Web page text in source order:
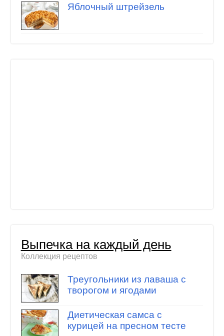
Яблочный штрейзель
Выпечка на каждый день
Коллекция рецептов
Треугольники из лаваша с
творогом и ягодами
Диетическая самса с
курицей на пресном тесте